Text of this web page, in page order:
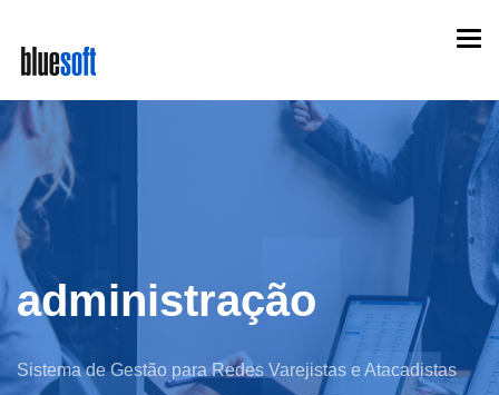
main
content
administração
Sistema de Gestão para Redes Varejistas e Atacadistas